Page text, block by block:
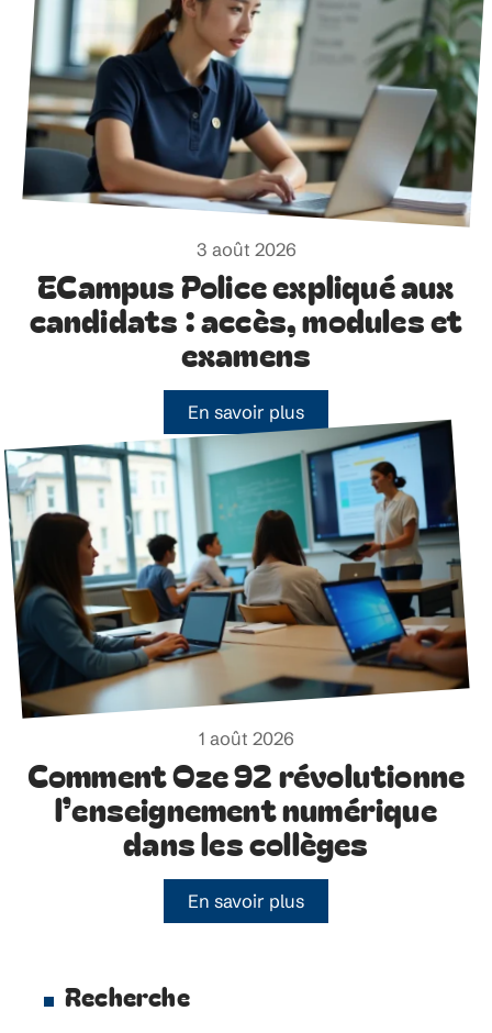
3 août 2026
ECampus Police expliqué aux
candidats : accès, modules et
examens
En savoir plus
1 août 2026
Comment Oze 92 révolutionne
l’enseignement numérique
dans les collèges
En savoir plus
Recherche